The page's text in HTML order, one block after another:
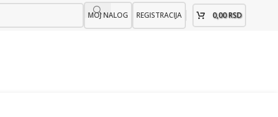
MOJ NALOG REGISTRACIJA 0,00RSD